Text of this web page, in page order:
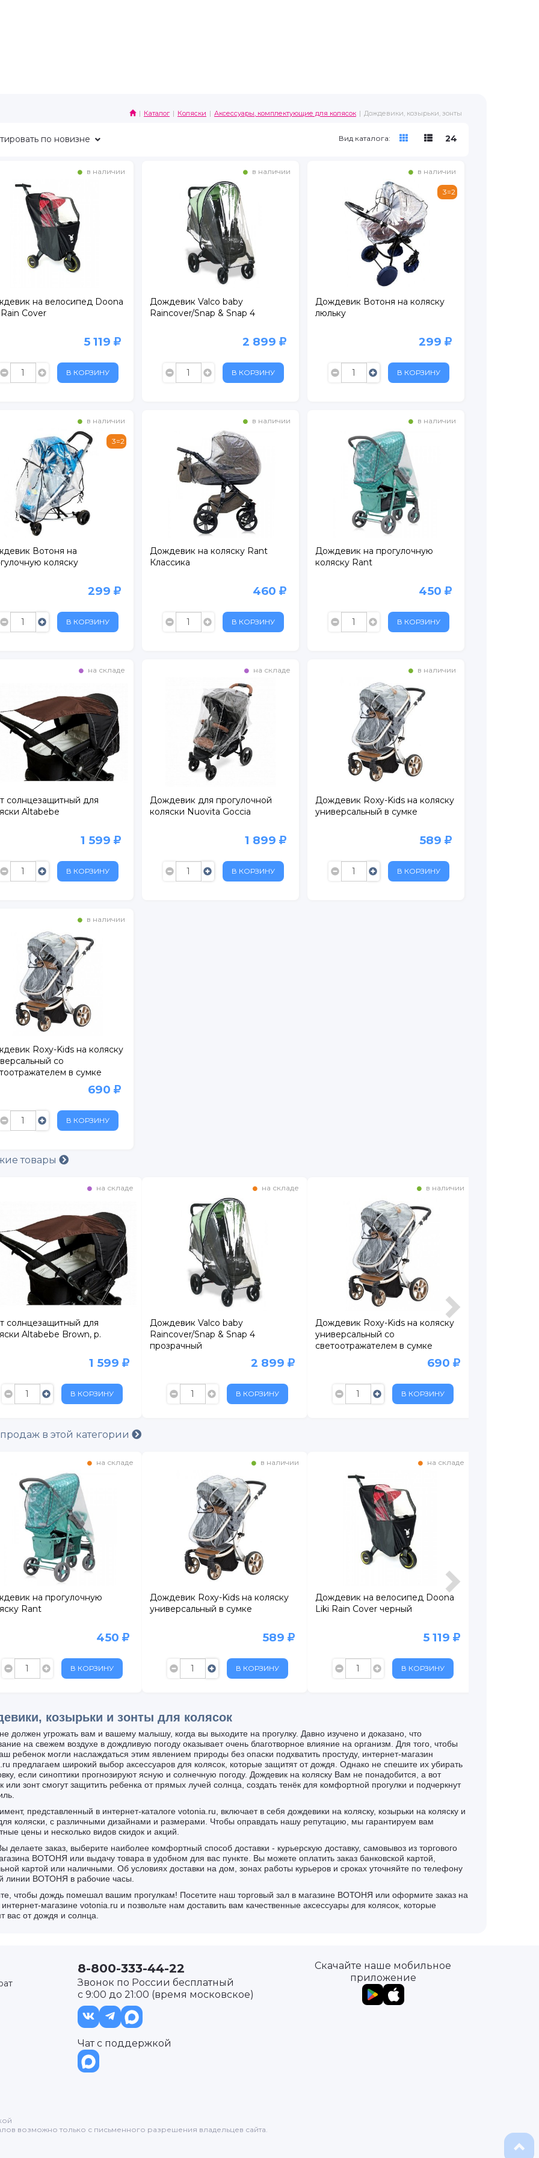
Каталог Коляски Аксессуары, комплектующие для колясок Дождевики, козырьки, зонты
Кирпичник"
б-р, д. 8, корп. 2
3
по новизне 24
Вид каталога:
в наличии
на велосипед Doona
Cover
5 119
В КОРЗИНУ
в наличии
Дождевик Valco baby
Raincover/Snap & Snap 4
2 899
В КОРЗИНУ
в наличии
3=2
Дождевик Вотоня на коляску
люльку
299
В КОРЗИНУ
в наличии
3=2
Вотоня на
коляску
299
В КОРЗИНУ
в наличии
Дождевик на коляску Rant
Клаcсика
460
В КОРЗИНУ
в наличии
Дождевик на прогулочную
коляску Rant
450
В КОРЗИНУ
на складе
солнцезащитный для
Altabebe
1 599
В КОРЗИНУ
на складе
Дождевик для прогулочной
коляски Nuovita Goccia
1 899
В КОРЗИНУ
в наличии
Дождевик Roxy-Kids на коляску
универсальный в сумке
589
В КОРЗИНУ
в наличии
Roxy-Kids на коляску
со
в сумке
690
В КОРЗИНУ
товары
на складе
солнцезащитный для
Altabebe Brown, р.
1 599
В КОРЗИНУ
на складе
Дождевик Valco baby
Raincover/Snap & Snap 4
прозрачный
2 899
В КОРЗИНУ
в наличии
Дождевик Roxy-Kids на коляску
универсальный со
светоотражателем в сумке
690
В КОРЗИНУ
в этой категории
на складе
на прогулочную
Rant
450
В КОРЗИНУ
в наличии
Дождевик Roxy-Kids на коляску
универсальный в сумке
589
В КОРЗИНУ
на складе
Дождевик на велосипед Doona
Liki Rain Cover черный
5 119
В КОРЗИНУ
козырьки и зонты для колясок
должен угрожать вам и вашему малышу, когда вы выходите на прогулку. Давно изучено и доказано, что
на свежем воздухе в дождливую погоду оказывает очень благотворное влияние на организм. Для того, чтобы
ребенок могли наслаждаться этим явлением природы без опаски подхватить простуду, интернет-магазин
предлагаем широкий выбор аксессуаров для колясок, которые защитят от дождя. Однако не спешите их убирать
если синоптики прогнозируют ясную и солнечную погоду. Дождевик на коляску Вам не понадобится, а вот
или зонт смогут защитить ребенка от прямых лучей солнца, создать тенёк для комфортной прогулки и подчеркнут
представленный в интернет-каталоге votonia.ru, включает в себя дождевики на коляску, козырьки на коляску и
коляски, с различными дизайнами и размерами. Чтобы оправдать нашу репутацию, мы гарантируем вам
цены и несколько видов скидок и акций.
делаете заказ, выберите наиболее комфортный способ доставки - курьерскую доставку, самовывоз из торгового
ВОТОНЯ или выдачу товара в удобном для вас пункте. Вы можете оплатить заказ банковской картой,
картой или наличными. Об условиях доставки на дом, зонах работы курьеров и сроках уточняйте по телефону
линии ВОТОНЯ в рабочие часы.
чтобы дождь помешал вашим прогулкам! Посетите наш торговый зал в магазине ВОТОНЯ или оформите заказ на
магазине votonia.ru и позвольте нам доставить вам качественные аксессуары для колясок, которые
вас от дождя и солнца.
8-800-333-44-22
Звонок по России бесплатный
с 9:00 до 21:00 (время московское)
Чат с поддержкой
Скачайте наше мобильное
приложение
возможно только с письменного разрешения владельцев сайта.